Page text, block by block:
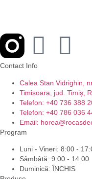
Contact Info
Calea Stan Vidrighin,
Timișoara, jud. Timiș,
Telefon: +40 736 388
Telefon: +40 786 036
Email:
Program
Luni - Vineri: 8:00 -
Sâmbâtă: 9:00 - 14:00
Duminică: ÎNCHIS